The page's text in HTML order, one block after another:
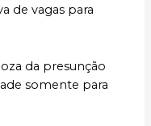
de vagas para
da presunção
somente para